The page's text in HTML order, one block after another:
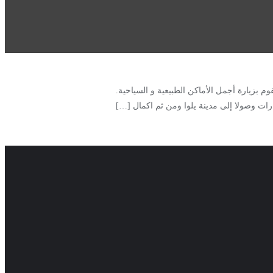
بزيارة أجمل الأماكن الطبيعية و السياحية.
وصولا إلى مدينة يلوا ومن ثم اكمال […]